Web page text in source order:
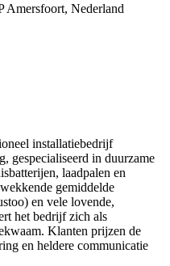
Amersfoort, Nederland
installatiebedrijf
gespecialiseerd in duurzame
laadpalen en
gemiddelde
en vele lovende,
het bedrijf zich als
Klanten prijzen de
en heldere communicatie